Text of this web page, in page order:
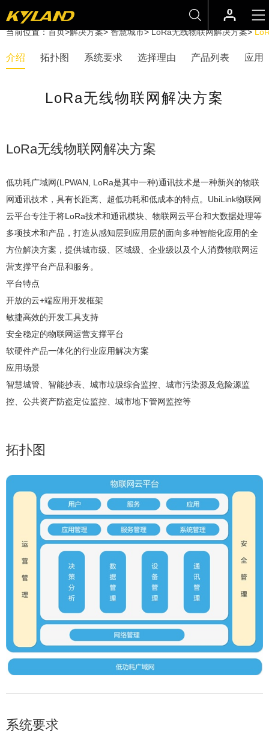
当前位置：首页>解决方案>智慧城市>LoRa无线物联网解决方案>
介绍 拓扑图 系统要求 选择理由 产品列表 应用
LoRa无线物联网解决方案
LoRa无线物联网解决方案
低功耗广域网(LPWAN, LoRa是其中一种)通讯技术是一种新兴的物联
网通讯技术，具有长距离、超低功耗和低成本的特点。UbiLink物联网
云平台专注于将LoRa技术和通讯模块、物联网云平台和大数据处理等
多项技术和产品，打造从感知层到应用层的面向多种智能化应用的全
方位解决方案，提供城市级、区域级、企业级以及个人消费物联网运
营支撑平台产品和服务。
平台特点
开放的云+端应用开发框架
敏捷高效的开发工具支持
安全稳定的物联网运营支撑平台
软硬件产品一体化的行业应用解决方案
应用场景
智慧城管、智能抄表、城市垃圾综合监控、城市污染源及危险源监
控、公共资产防盗定位监控、城市地下管网监控等
拓扑图
系统要求